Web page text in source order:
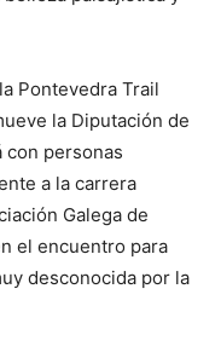
Pontevedra Trail
la Diputación de
con personas
a la carrera
Galega de
el encuentro para
desconocida por la